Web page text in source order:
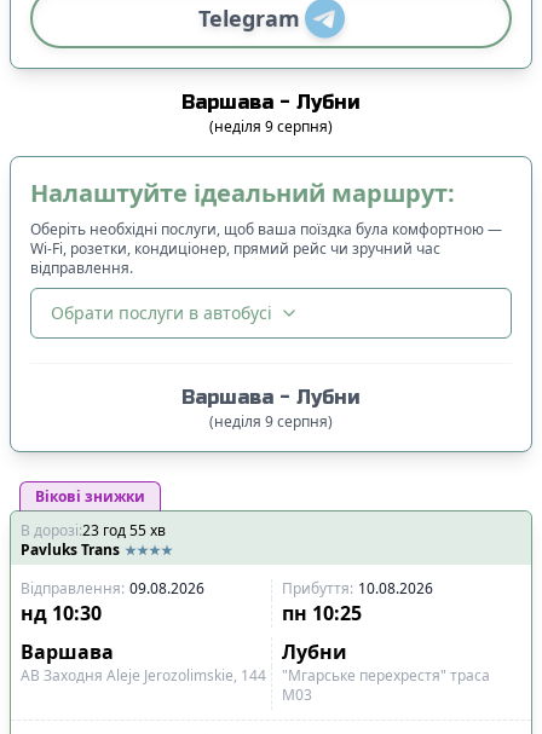
Telegram
Варшава - Лубни
(неділя 9серпня)
Налаштуйте ідеальний маршрут:
Оберіть необхідні послуги, щоб ваша поїздка була комфортною —
Wi-Fi, розетки, кондиціонер, прямий рейс чи зручний час
відправлення.
Обрати послуги в автобусі
Спочатку дешевші
Час відправлення
Спочатку ранні
Спочатку вечірні
Час прибуття
Спочатку ранні
Спочатку вечірні
Тривалість подорожі:
Варшава - Лубни
(неділя 9серпня)
Вікові знижки
В дорозі:23 год55хв
Pavluks Trans
Відправлення: 09.08.2026 Прибуття: 10.08.2026
нд 10:30 пн 10:25
Варшава
Лубни
АВ Заходня Aleje Jerozolimskie, 144
"Мгарське перехрестя" траса
М03